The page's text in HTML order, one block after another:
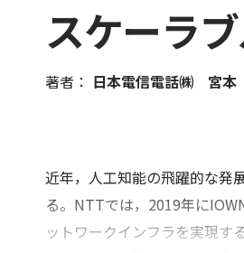
スケーラ
著者： 日本電信電話㈱ 宮本
近年，人工知能の飛躍的な発
る。NTTでは，2019年に
ットワークインフラを実現す